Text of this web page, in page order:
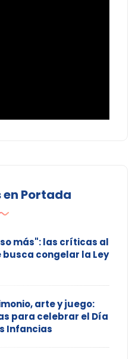
Portada
más": las críticas al
congelar la Ley
arte y juego:
para celebrar el Día
Infancias